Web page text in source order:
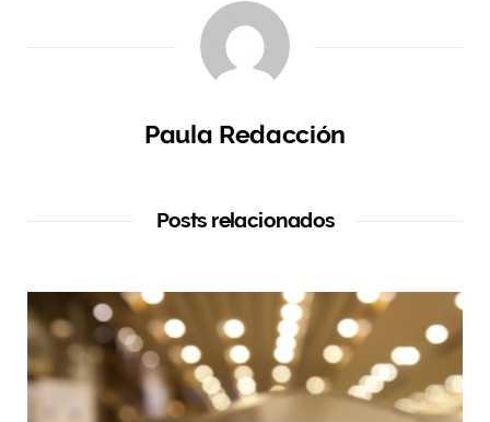
Paula Redacción
Posts relacionados